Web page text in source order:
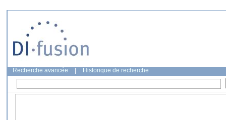
Recherche avancée Historique de recherche